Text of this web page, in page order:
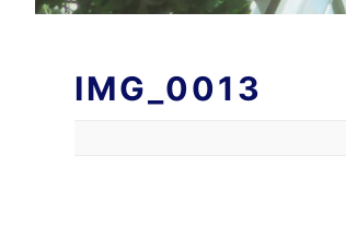
IMG_0013